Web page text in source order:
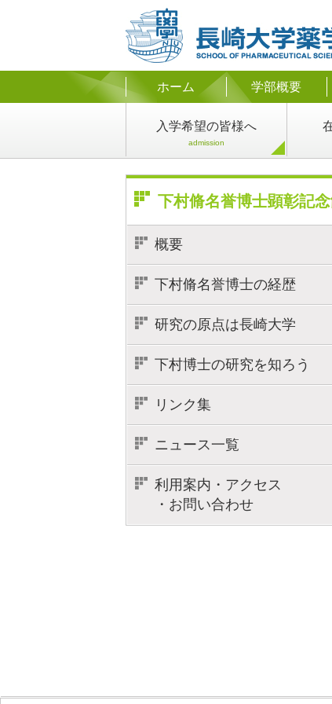
ホーム 学部概要
入学希望の皆様へ
admission
下村脩名誉博士顕彰記
概要
下村脩名誉博士の経歴
研究の原点は長崎大学
下村博士の研究を知ろう
リンク集
ニュース一覧
利用案内・アクセス
・お問い合わせ